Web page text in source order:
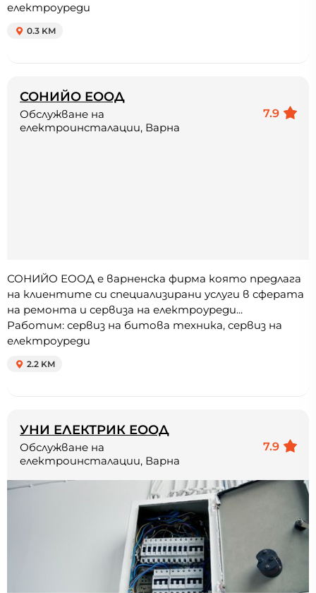
електроуреди
0.3 KM
СОНИЙО ЕООД
7.9
Обслужване на
електроинсталации, Варна
СОНИЙО ЕООД е варненска фирма която предлага
на клиентите си специализирани услуги в сферата
на ремонта и сервиза на електроуреди...
Работим: сервиз на битова техника, сервиз на
електроуреди
2.2 KM
УНИ ЕЛЕКТРИК ЕООД
7.9
Обслужване на
електроинсталации, Варна